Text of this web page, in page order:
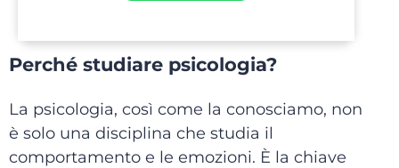
Perché studiare psicologia?
La psicologia, così come la conosciamo, non
è solo una disciplina che studia il
comportamento e le emozioni. È la chiave